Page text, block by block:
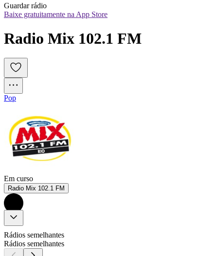
Guardar rádio
Baixe gratuitamente na App Store
Radio Mix 102.1 FM
Pop
Em curso
Radio Mix 102.1 FM
Rádios semelhantes
Rádios semelhantes